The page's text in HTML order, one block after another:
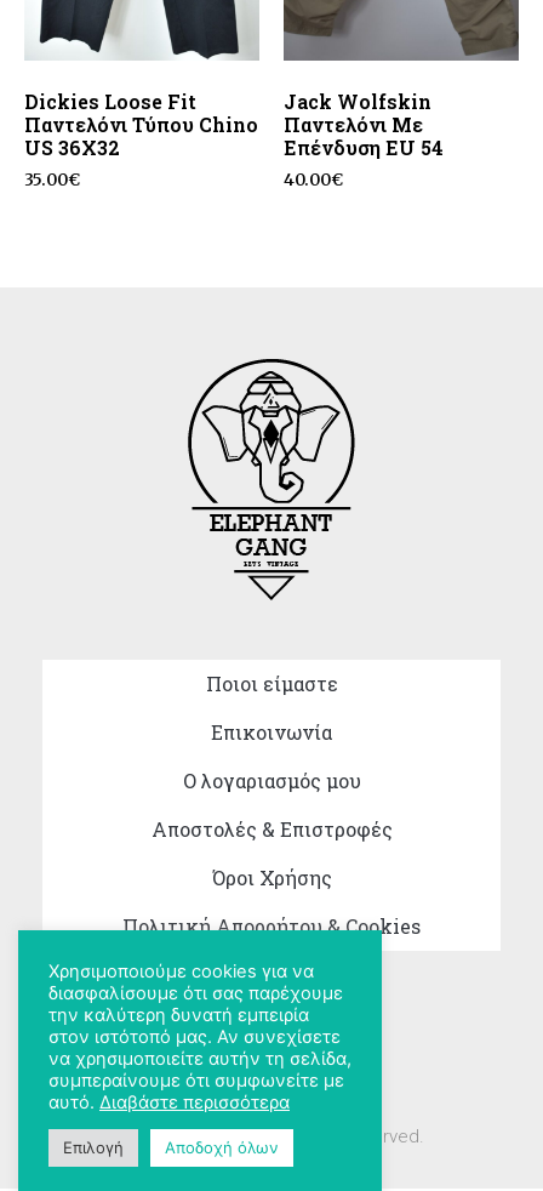
Dickies Loose Fit
Παντελόνι Τύπου Chino
US 36X32
35.00€
Jack Wolfskin
Παντελόνι Με
Επένδυση EU 54
40.00€
Ποιοι είμαστε
Επικοινωνία
Ο λογαριασμός μου
Αποστολές & Επιστροφές
Όροι Χρήσης
Πολιτική Απορρήτου & Cookies
Copyright 2026 © All rights Reserved.
Χρησιμοποιούμε cookies για να
διασφαλίσουμε ότι σας παρέχουμε
την καλύτερη δυνατή εμπειρία
στον ιστότοπό μας. Αν συνεχίσετε
να χρησιμοποιείτε αυτήν τη σελίδα,
συμπεραίνουμε ότι συμφωνείτε με
αυτό. Διαβάστε περισσότερα
Επιλογή Αποδοχή όλων